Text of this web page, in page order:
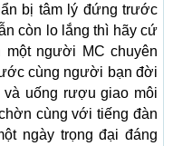
bị tâm lý đứng trước
còn lo lắng thì hãy cứ
một người MC chuyên
cùng người bạn đời
uống rượu giao môi
cùng với tiếng đàn
ngày trọng đại đáng